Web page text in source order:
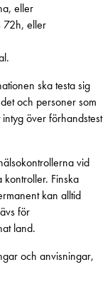
eller
72h, eller
ska testa sig
och personer som
över förhandstest
vid
Finska
kan alltid
för
land.
och anvisningar,